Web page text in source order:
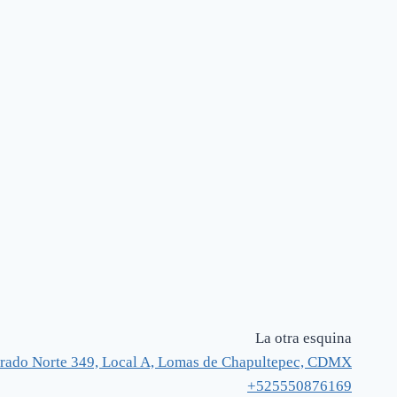
La otra esquina
Norte 349, Local A, Lomas de Chapultepec, CDMX
+525550876169